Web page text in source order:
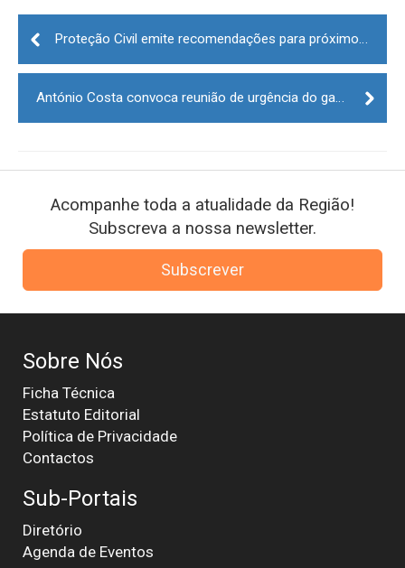
Post
navigation
Proteção Civil emite recomendações para próximos dias de mau tempo
António Costa convoca reunião de urgência do gabinete de crise para sexta-feira
Acompanhe toda a atualidade da Região!
Subscreva a nossa newsletter.
Subscrever
Sobre Nós
Ficha Técnica
Estatuto Editorial
Política de Privacidade
Contactos
Sub-Portais
Diretório
Agenda de Eventos